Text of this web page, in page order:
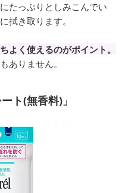
たっぷりとしみこんでい
拭き取ります。
よく使えるのがポイント。
ありません。
ト(無香料)」